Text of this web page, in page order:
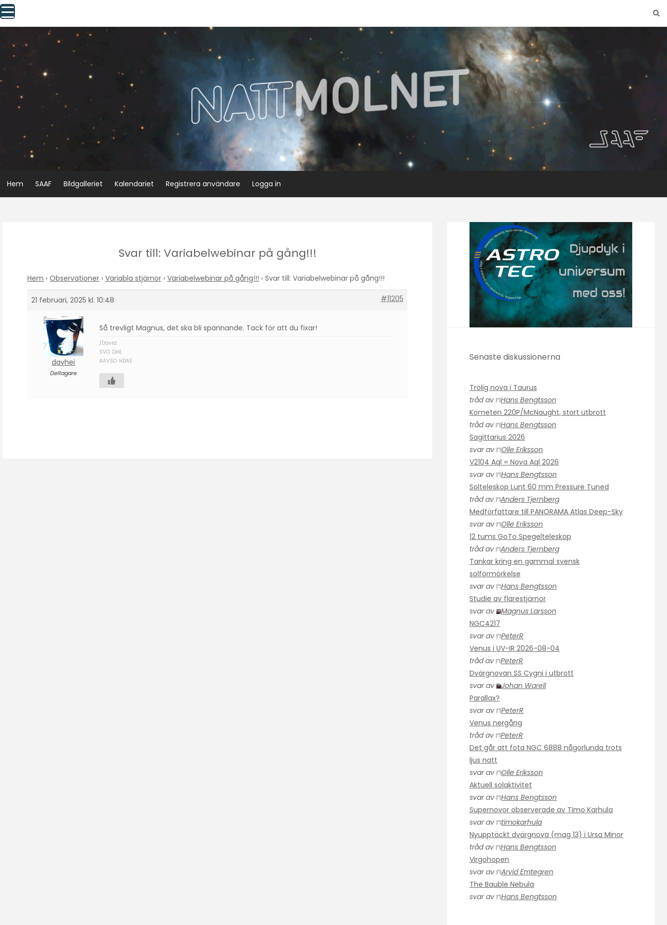
Skip
to
content
Hem SAAF Bildgalleriet Kalendariet Registrera användare Logga in
Svar till: Variabelwebinar på gång!!!
Hem › Observationer › Variabla stjärnor › Variabelwebinar på gång!!! › Svar till: Variabelwebinar på gång!!!
21 februari, 2025 kl. 10:48 #11205
davhei
Deltagare
Så trevligt Magnus, det ska bli spännande. Tack för att du fixar!
/David
SVO: DHE
AAVSO: HDAE
Senaste diskussionerna
Trolig nova i Taurus
tråd av
Hans Bengtsson
Kometen 220P/McNaught, stort utbrott
tråd av
Hans Bengtsson
Sagittarius 2026
svar av
Olle Eriksson
V2104 Aql = Nova Aql 2026
svar av
Hans Bengtsson
Solteleskop Lunt 60 mm Pressure Tuned
tråd av
Anders Tjernberg
Medförfattare till PANORAMA Atlas Deep-Sky
svar av
Olle Eriksson
12 tums GoTo Spegelteleskop
tråd av
Anders Tjernberg
Tankar kring en gammal svensk
solförmörkelse
svar av
Hans Bengtsson
Studie av flarestjärnor
svar av
Magnus Larsson
NGC4217
svar av
PeterR
Venus i UV-IR 2026-08-04
tråd av
PeterR
Dvärgnovan SS Cygni i utbrott
svar av
Johan Warell
Parallax?
svar av
PeterR
Venus nergång
tråd av
PeterR
Det går att fota NGC 6888 någorlunda trots
ljus natt
svar av
Olle Eriksson
Aktuell solaktivitet
svar av
Hans Bengtsson
Supernovor observerade av Timo Karhula
svar av
timokarhula
Nyupptäckt dvärgnova (mag 13) i Ursa Minor
tråd av
Hans Bengtsson
Virgohopen
svar av
Arvid Emtegren
The Bauble Nebula
svar av
Hans Bengtsson